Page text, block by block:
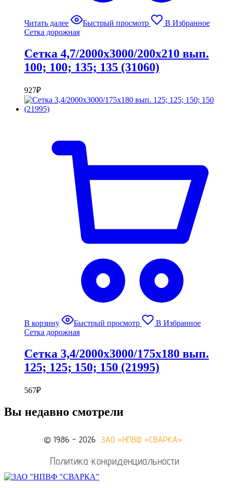
Читать далее Быстрый просмотр
В Избранное
Сетка дорожная
Сетка 4,7/2000х3000/200х210 вып.
100; 100; 135; 135 (31060)
927₽
В корзину Быстрый просмотр
В Избранное
Сетка дорожная
Сетка 3,4/2000х3000/175х180 вып.
125; 125; 150; 150 (21995)
567₽
Вы недавно смотрели
© 1986 - 2026 ЗАО «НПВФ «СВАРКА»
Политика конфиденциальности